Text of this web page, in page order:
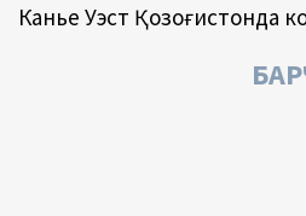
Канье Уэст Қозоғистонда